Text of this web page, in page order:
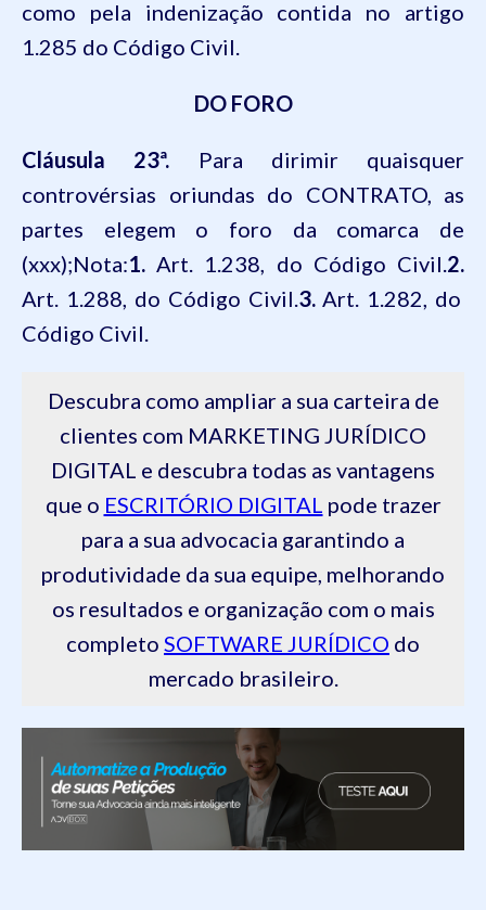
como pela indenização contida no artigo
1.285 do Código Civil.
DO FORO
Cláusula 23ª. Para dirimir quaisquer
controvérsias oriundas do CONTRATO, as
partes elegem o foro da comarca de
(xxx);Nota:1. Art. 1.238, do Código Civil.2.
Art. 1.288, do Código Civil.3.Art. 1.282, do
Código Civil.
Descubra como ampliar a sua carteira de
clientes com MARKETING JURÍDICO
DIGITAL e descubra todas as vantagens
que o ESCRITÓRIO DIGITAL pode trazer
para a sua advocacia garantindo a
produtividade da sua equipe, melhorando
os resultados e organização com o mais
completo SOFTWARE JURÍDICO do
mercado brasileiro.